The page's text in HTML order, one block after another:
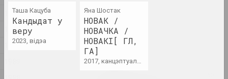
1992
1991
1990
2024. выстава
A Little Strange
2024. выстава
Таша Кацуба
Кандыдат у
веру
2023, відэа
Яна Шостак
НОВАК /
НОВАЧКА /
НОВАКІ[ ГЛ,
ГА]
2017, канцэптуальная праца